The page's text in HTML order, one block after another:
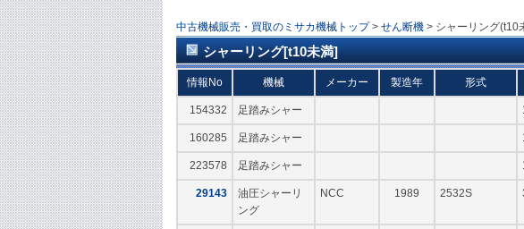
中古機械販売・買取のミサカ機械トップ > せん断機 > シャーリング(t10
シャーリング[t10未満]
情報No 機械 メーカー 製造年 形式
154332 足踏みシャー
160285 足踏みシャー
223578 足踏みシャー
29143
油圧シャーリ
ング
NCC 1989 2532S